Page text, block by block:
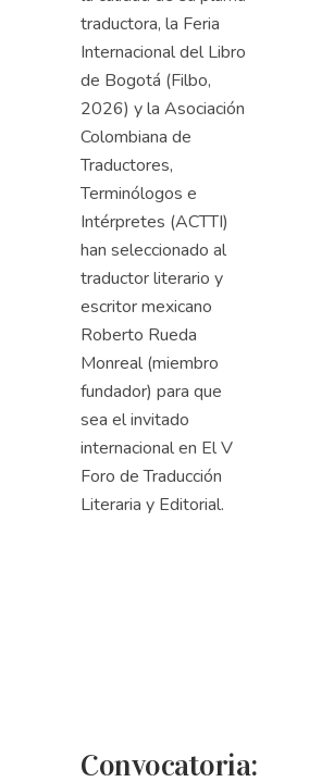
traductora, la Feria
Internacional del Libro
de Bogotá (Filbo,
2026) y la Asociación
Colombiana de
Traductores,
Terminólogos e
Intérpretes (ACTTI)
han seleccionado al
traductor literario y
escritor mexicano
Roberto Rueda
Monreal (miembro
fundador) para que
sea el invitado
internacional en El V
Foro de Traducción
Literaria y Editorial.
Convocatoria: